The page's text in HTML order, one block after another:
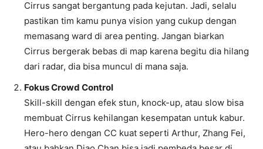
Cirrus sangat bergantung pada kejutan. Jadi, selalu
pastikan tim kamu punya vision yang cukup dengan
memasang ward di area penting. Jangan biarkan
Cirrus bergerak bebas di map karena begitu dia hilang
dari radar, dia bisa muncul di mana saja.
Fokus Crowd Control
Skill-skill dengan efek stun, knock-up, atau slow bisa
membuat Cirrus kehilangan kesempatan untuk kabur.
Hero-hero dengan CC kuat seperti Arthur, Zhang Fei,